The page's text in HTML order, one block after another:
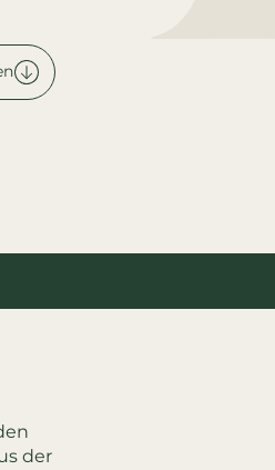
der